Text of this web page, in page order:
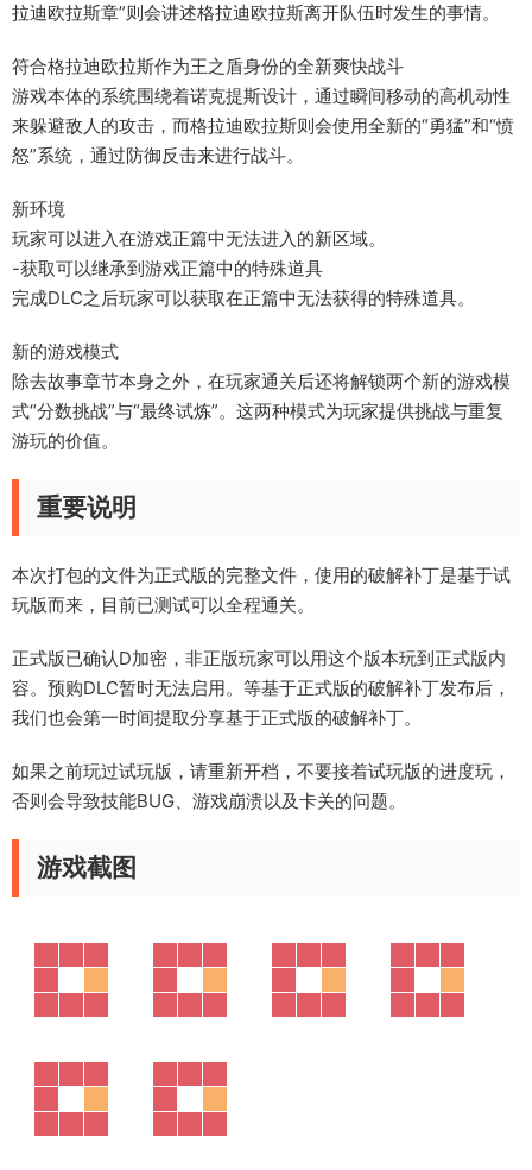
拉迪欧拉斯章”则会讲述格拉迪欧拉斯离开队伍时发生的事情。
符合格拉迪欧拉斯作为王之盾身份的全新爽快战斗
游戏本体的系统围绕着诺克提斯设计，通过瞬间移动的高机动性
来躲避敌人的攻击，而格拉迪欧拉斯则会使用全新的“勇猛”和“愤
怒”系统，通过防御反击来进行战斗。
新环境
玩家可以进入在游戏正篇中无法进入的新区域。
-获取可以继承到游戏正篇中的特殊道具
完成DLC之后玩家可以获取在正篇中无法获得的特殊道具。
新的游戏模式
除去故事章节本身之外，在玩家通关后还将解锁两个新的游戏模
式“分数挑战”与“最终试炼”。这两种模式为玩家提供挑战与重复
游玩的价值。
重要说明
本次打包的文件为正式版的完整文件，使用的破解补丁是基于试
玩版而来， 目前已测试可以全程通关。
正式版已确认D加密，非正版玩家可以用这个版本玩到正式版内
容。预购DLC暂时无法启用。等基于正式版的破解补丁发布后，
我们也会第一时间提取分享基于正式版的破解补丁。
如果之前玩过试玩版，请重新开档，不要接着试玩版的进度玩，
否则会导致技能BUG、游戏崩溃以及卡关的问题。
游戏截图